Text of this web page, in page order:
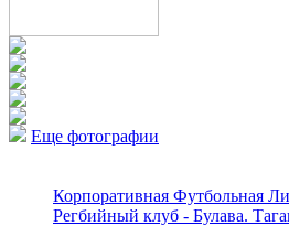
Еще фотографии
Корпоративная Футбольная
Регбийный клуб - Булава.